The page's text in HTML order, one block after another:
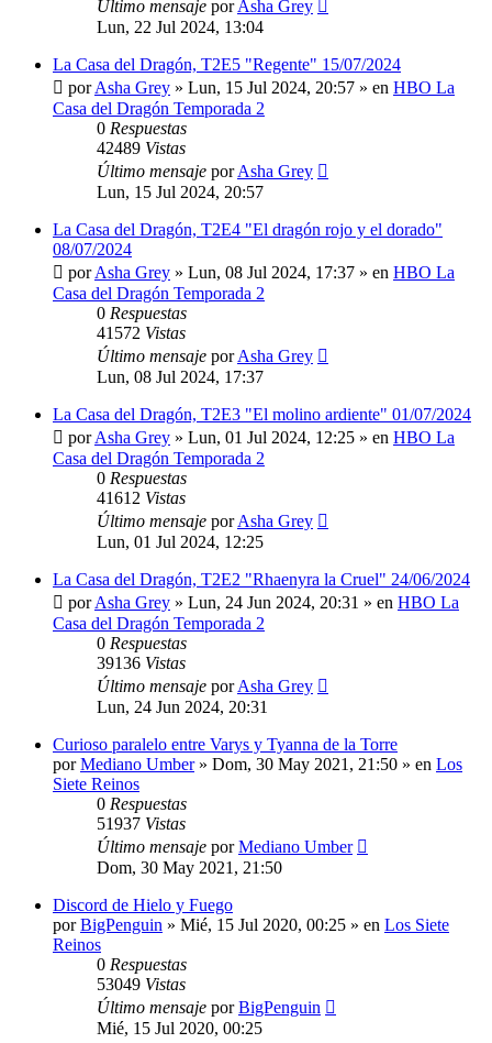
Último mensaje porAsha Grey
Lun, 22 Jul 2024, 13:04
La Casa del Dragón, T2E5 "Regente" 15/07/2024
porAsha Grey » Lun, 15 Jul 2024, 20:57 » en HBO La
Casa del Dragón Temporada 2
0 Respuestas
42489 Vistas
Último mensaje porAsha Grey
Lun, 15 Jul 2024, 20:57
La Casa del Dragón, T2E4 "El dragón rojo y el dorado"
08/07/2024
porAsha Grey » Lun, 08 Jul 2024, 17:37 » en HBO La
Casa del Dragón Temporada 2
0 Respuestas
41572 Vistas
Último mensaje porAsha Grey
Lun, 08 Jul 2024, 17:37
La Casa del Dragón, T2E3 "El molino ardiente" 01/07/2024
porAsha Grey » Lun, 01 Jul 2024, 12:25 » en HBO La
Casa del Dragón Temporada 2
0 Respuestas
41612 Vistas
Último mensaje porAsha Grey
Lun, 01 Jul 2024, 12:25
La Casa del Dragón, T2E2 "Rhaenyra la Cruel" 24/06/2024
porAsha Grey » Lun, 24 Jun 2024, 20:31 » en HBO La
Casa del Dragón Temporada 2
0 Respuestas
39136 Vistas
Último mensaje porAsha Grey
Lun, 24 Jun 2024, 20:31
Curioso paralelo entre Varys y Tyanna de la Torre
porMediano Umber» Dom, 30 May 2021, 21:50 » en Los
Siete Reinos
0 Respuestas
51937 Vistas
Último mensaje porMediano Umber
Dom, 30 May 2021, 21:50
Discord de Hielo y Fuego
porBigPenguin » Mié, 15 Jul 2020, 00:25 » en Los Siete
Reinos
0 Respuestas
53049 Vistas
Último mensaje porBigPenguin
Mié, 15 Jul 2020, 00:25